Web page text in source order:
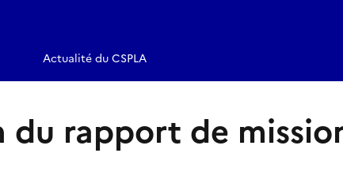
Actualité du CSPLA
du rapport de